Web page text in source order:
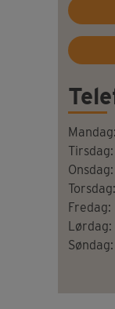
Mandag:
Tirsdag:
Onsdag:
Torsdag:
Fredag:
Lørdag:
Søndag: